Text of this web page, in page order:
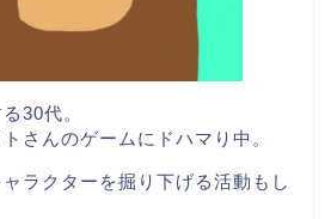
30代。
さんのゲームにドハマり中。
ラクターを掘り下げる活動もし